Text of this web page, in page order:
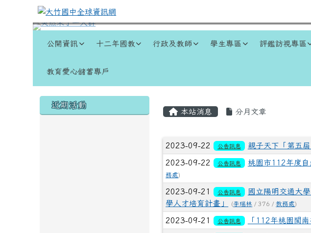
跳至主內容區
大竹國中全球資訊網
公開資訊 十二年國教 行政及教師 學生專區 評鑑訪視專區
教育愛心儲蓄專戶
左邊區域內容
近期活動 主內容區域
本站消息 分月文章
文章列表
2023-09-22 公告訊息 親子天下「第五
2023-09-22 公告訊息 桃園市112年度自
務處)
2023-09-21 公告訊息
國立陽明交通大
學人才培育計畫」
(李瑞林 / 376 /教務處)
2023-09-21 公告訊息 「112年桃園閩
頁尾區域